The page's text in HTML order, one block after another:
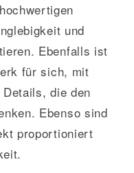
und
Ebenfalls ist
für sich, mit
die den
Ebenso sind
proportioniert